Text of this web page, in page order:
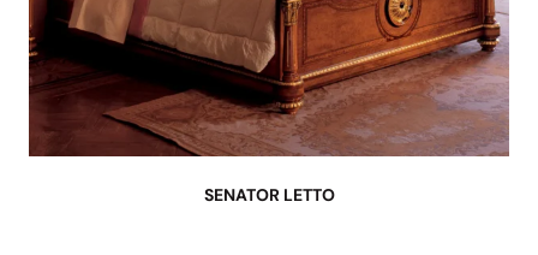
SENATOR LETTO